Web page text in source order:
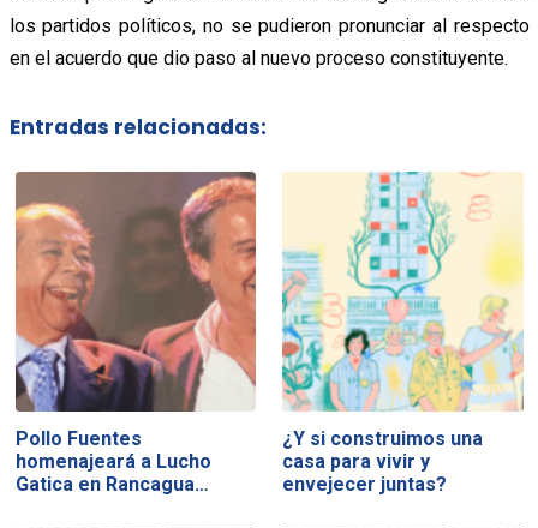
los partidos políticos, no se pudieron pronunciar al respecto
en el acuerdo que dio paso al nuevo proceso constituyente.
Entradas relacionadas:
Pollo Fuentes
homenajeará a Lucho
Gatica en Rancagua…
¿Y si construimos una
casa para vivir y
envejecer juntas?